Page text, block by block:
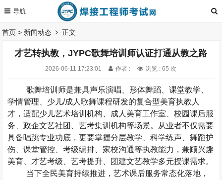
首页 > 新闻动态 正文
才艺转执教，JYPC歌舞培训师认证打通从教之路
2026-06-11 17:23:01 作者 : 浏览 : 65 次
歌舞培训师是兼具声乐演唱、形体舞蹈、课堂教学、
学情管理、少儿/成人歌舞课程研发的复合型美育执教人
才，适配少儿艺术培训机构、成人美育工作室、校园课后服
务、政企文艺社团、艺考集训机构等场景。从业者不仅需要
具备唱跳专业功底，更要掌握分层教学、科学练声、舞蹈护
伤、课堂管控、考级编排、家校沟通等执教能力，兼顾兴趣
美育、才艺考级、艺考提升、团建文艺教学多元授课需求。
当下全民美育持续推进，艺术课后服务常态化落地，